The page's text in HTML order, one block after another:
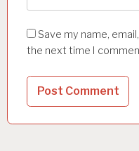
Save my name,
the next time I